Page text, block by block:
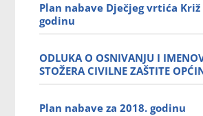
Plan nabave Dječjeg vrtića Križ
godinu
ODLUKA O OSNIVANJU I
STOŽERA CIVILNE ZAŠTITE
Plan nabave za 2018. godinu